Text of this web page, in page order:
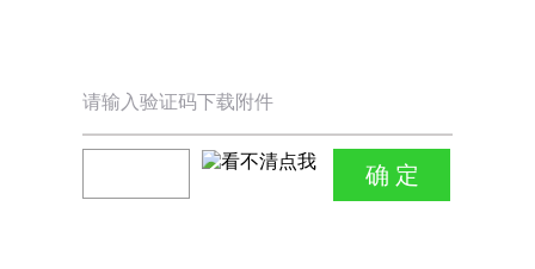
请输入验证码下载附件